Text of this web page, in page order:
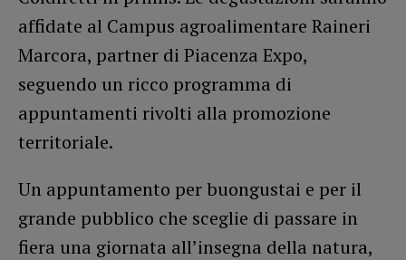
affidate al Campus agroalimentare Raineri
Marcora, partner di Piacenza Expo,
seguendo un ricco programma di
appuntamenti rivolti alla promozione
territoriale.
Un appuntamento per buongustai e per il
grande pubblico che sceglie di passare in
fiera una giornata all’insegna della natura,